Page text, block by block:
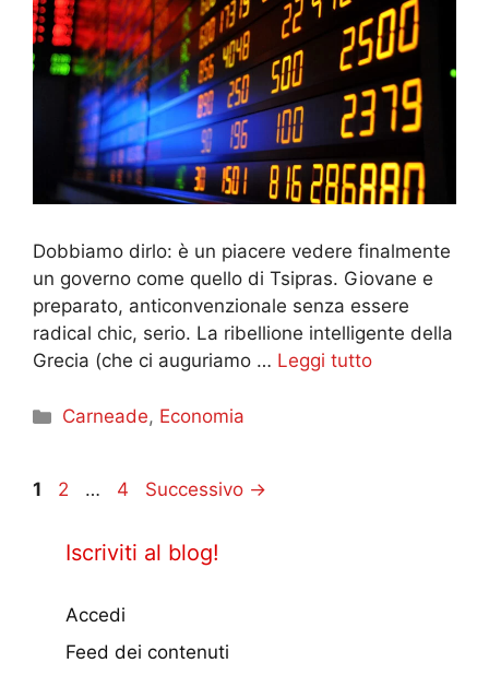
Dobbiamo dirlo: è un piacere vedere finalmente
un governo come quello di Tsipras. Giovane e
preparato, anticonvenzionale senza essere
radical chic, serio. La ribellione intelligente della
Grecia (che ci auguriamo … Leggi tutto
Categorie
Carneade, Economia
Pagina
1 Pagina
2 … Pagina
4 Successivo →
Iscriviti al blog!
Accedi
Feed dei contenuti